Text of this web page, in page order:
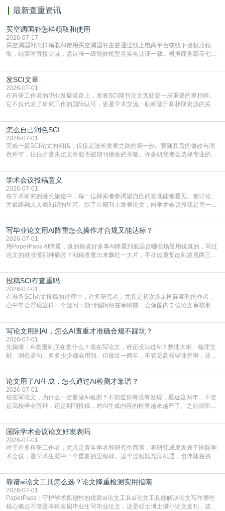
最新查重资讯
买空调国补怎样领取和使用
2026-07-17
买空调国补怎样领取和使用买空调国补主要通过线上电商平台或线下授权店领
取，结算时直接立减‌，需认准一级能效机型且实名认证一致。根据商务部等七部
能领到补贴首选‌京东APP‌搜索专属口令(如【家电补贴1637】、【国补立省
4949】等，口令会随活动更新，以页面显示为准)进入补贴专场。淘宝/天猫也可
复制粘贴【8$FKFGgJq
发SCI文章
2026-07-01
在科研工作者的职业发展道路上，发表SCI期刊论文无疑是一座重要的里程碑。
它不仅代表了研究工作的国际认可，更是学术交流、职称晋升和获取资源的关键
战与困惑。从选题立意到投稿回应，每一步都需要精心的策略与扎实的工作。本
篇AEIC学术交流中心小编就为大家介绍“发SCI文章”。一、精准定位是成功的第
一步发表SCI文章，首要解决的问题是“投
怎么自己润色SCI
2026-07-01
完成一篇SCI论文的初稿，仅仅是漫长发表之路的第一步。紧随其后的修改与润
色环节，往往才是决定文章能否被期刊接收的关键。许多研究者会选择专业的语
质量，更能在此过程中深化对学术写作的理解。如何系统、高效地打磨自己的论
文，使其在语言和学术表达上更符合国际期刊的要求，是每位研究者值得投入学
习的技能。本篇AEIC学术交流中心小编就为大家介
学术会议投稿意义
2026-07-01
在学术研究的漫长旅途中，每一位探索者都渴望自己的发现能被看见、被讨论、
并最终融入人类知识的星河。除了在期刊上发表论文，向学术会议投稿是另一个
广阔学术天地的大门，连接着个体研究与社会网络。本篇AEIC学术交流中心小编
就为大家介绍“学术会议投稿意义”。一、加速研究成果的传播与反馈学术会议通
常具有周期短、时效性强的特点。相比期刊漫长的
写毕业论文用AI降重怎么操作才合规又能达标？
2026-07-01
用PaperPass AI降重，真的能省好多事AI降重到底适合哪些场景用说真的，写过
论文的谁没懂那种痛苦？初稿查重出来飘红一大片，手动改重复改到凌晨两三
到秃头。这时候靠谱的AI降重真的就是救命稻草，选对工具，半天就能搞定你两
三天都做不完的事。不是所有人都需要用AI降重，但如果你符合下面这些场景，
真的可以试试：初稿写完重复率远超要
投稿SCI有查重吗
2026-07-01
在准备SCI论文投稿的过程中，许多研究者，尤其是初次涉足国际期刊的作者，
心中常会浮现这样一个疑问：期刊编辑部在审稿前，会像国内学位论文审核那
论文的初审通过率。实际上，SCI期刊对重复内容的审查是严谨投稿流程中不可
或缺的一环。本篇AEIC学术交流中心小编就为大家介绍“投稿SCI有查重吗”。
一、查重是标准流程答案是明确的：绝大多数S
写论文用到AI，怎么AI查重才准确合规不踩坑？
2026-07-01
先搞懂：AI查重到底在查什么？现在写论文，谁还没沾过AI？整理大纲、梳理文
献、润色语句，多多少少都会用到。但最近一两年，不管是高校毕业答辩，还是
须加做AI查重。很多人分不清，AI查重和普通查重到底有啥区别？这里说透：普
通查重查的是你的文字和已公开文献的重复比例，防的是抄袭；AI查重查的是你
的内容里，有多少是AI生成的，防的是过
论文用了AI生成，怎么通过AI检测才靠谱？
2026-07-01
现在写论文，为什么一定要做AI检测？不知道你有没有发现，最近这两年，不管
是高校毕业答辩，还是期刊投稿，对AI生成内容的检查越来越严了。之前就听身
要求修改，还差点被判定学术不规范，真的太冤了。现在国内多数高校和核心期
刊，都已经明确出台了相关规定：如果使用AI生成内容辅助写作，必须明确标
注，未标注的AI生成内容会被认定为不符合学
国际学术会议论文好发表吗
2026-07-01
对于许多科研工作者，尤其是青年学者和研究生而言，将研究成果发表于国际学
术会议，是学术生涯中一个重要的里程碑。这个过程既充满机遇，也伴随着挑
疑问：国际学术会议论文到底好不好发表？其价值和难度究竟如何衡量。本篇
AEIC学术交流中心小编就为大家介绍“国际学术会议论文好发表吗”。一、会议论
文发表的相对优势与期刊论文相比，国际会议论文的发
靠谱ai论文工具怎么选？论文降重检测实用指南
2026-07-01
PaperPass：守护学术原创性的优质ai论文工具ai论文工具能解决论文写作哪些
核心痛点不管是本科应届毕业生写毕业论文，还是硕士博士攒小论文发刊，或是